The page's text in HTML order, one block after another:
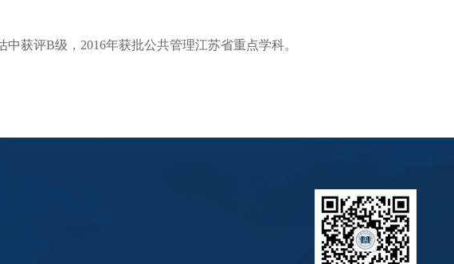
获评B级，2016年获批公共管理江苏省重点学科。